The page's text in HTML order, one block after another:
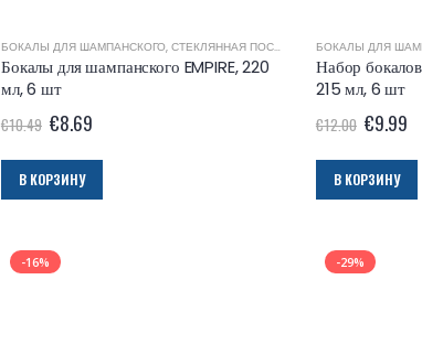
БОКАЛЫ ДЛЯ ШАМПАНСКОГО, СТЕКЛЯННАЯ ПОСУДА
Бокалы для шампанского EMPIRE, 220
мл, 6 шт
€10.49 €8.69
В КОРЗИНУ
БОКАЛЫ ДЛЯ
Набор
215 мл, 6 шт
€12.00 €9.99
В КОРЗИНУ
-16% -29%